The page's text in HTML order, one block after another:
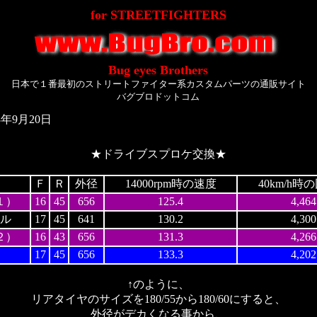
for STREETFIGHTERS
Bug eyes Brothers
日本で１番最初のストリートファイター系カスタムパーツの通販サイト
バグブロドットコム
月20日
★ドライブスプロケ交換★
Ｆ Ｒ 外径 14000rpm時の速度
40km/h時
16 45 656 125.4
4,464
17 45 641 130.2
4,300
16 43 656 131.3
4,266
17
45 656 133.3 4,202
↑のように、
リアタイヤのサイズを180/55から180/60にすると、
外径がデカくなる事から、